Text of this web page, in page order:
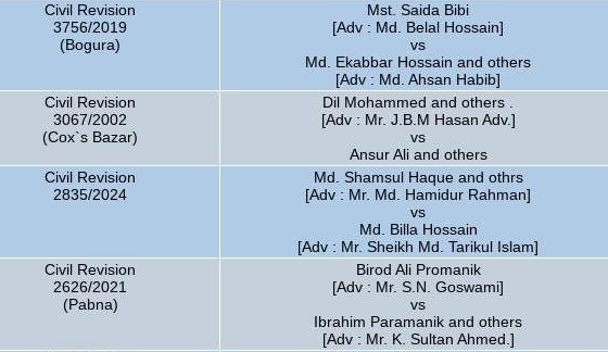
Civil Revision
3756/2019
(Bogura)
Mst. Saida Bibi
[Adv : Md. Belal Hossain]
vs
Md. Ekabbar Hossain and others
[Adv : Md. Ahsan Habib]
Civil Revision
3067/2002
(Cox`s Bazar)
Dil Mohammed and others .
[Adv : Mr. J.B.M Hasan Adv.]
vs
Ansur Ali and others
Civil Revision
2835/2024
Md. Shamsul Haque and othrs
[Adv : Mr. Md. Hamidur Rahman]
vs
Md. Billa Hossain
[Adv : Mr. Sheikh Md. Tarikul Islam]
Civil Revision
2626/2021
(Pabna)
Birod Ali Promanik
[Adv : Mr. S.N. Goswami]
vs
Ibrahim Paramanik and others
[Adv : Mr. K. Sultan Ahmed.]